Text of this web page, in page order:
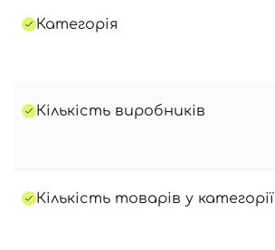
Категорія
Кількість виробників
Кількість товарів у категорії